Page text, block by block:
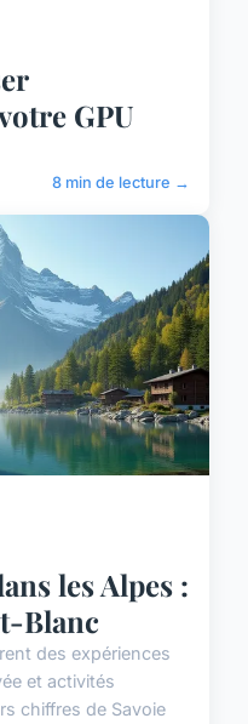
GPU
8 min de lecture →
les Alpes :
Blanc
des expériences
et activités
chiffres de Savoie